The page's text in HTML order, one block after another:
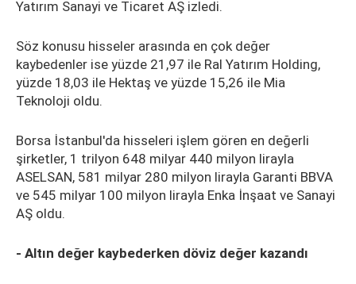
Yatırım Sanayi ve Ticaret AŞ izledi.
Söz konusu hisseler arasında en çok değer
kaybedenler ise yüzde 21,97 ile Ral Yatırım Holding,
yüzde 18,03 ile Hektaş ve yüzde 15,26 ile Mia
Teknoloji oldu.
Borsa İstanbul'da hisseleri işlem gören en değerli
şirketler, 1 trilyon 648 milyar 440 milyon lirayla
ASELSAN, 581 milyar 280 milyon lirayla Garanti BBVA
ve 545 milyar 100 milyon lirayla Enka İnşaat ve Sanayi
AŞ oldu.
- Altın değer kaybederken döviz değer kazandı